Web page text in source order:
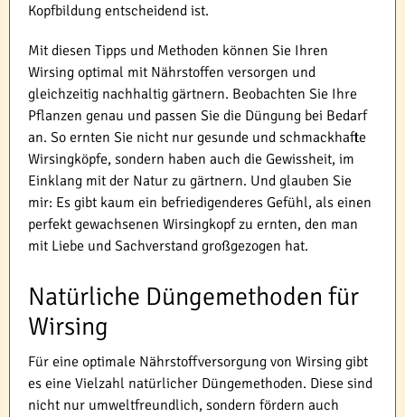
Kopfbildung entscheidend ist.
Mit diesen Tipps und Methoden können Sie Ihren
Wirsing optimal mit Nährstoffen versorgen und
gleichzeitig nachhaltig gärtnern. Beobachten Sie Ihre
Pflanzen genau und passen Sie die Düngung bei Bedarf
an. So ernten Sie nicht nur gesunde und schmackhafte
Wirsingköpfe, sondern haben auch die Gewissheit, im
Einklang mit der Natur zu gärtnern. Und glauben Sie
mir: Es gibt kaum ein befriedigenderes Gefühl, als einen
perfekt gewachsenen Wirsingkopf zu ernten, den man
mit Liebe und Sachverstand großgezogen hat.
Natürliche Düngemethoden für
Wirsing
Für eine optimale Nährstoffversorgung von Wirsing gibt
es eine Vielzahl natürlicher Düngemethoden. Diese sind
nicht nur umweltfreundlich, sondern fördern auch